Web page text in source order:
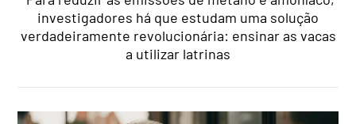
investigadores há que estudam uma solução
verdadeiramente revolucionária: ensinar as vacas
a utilizar latrinas